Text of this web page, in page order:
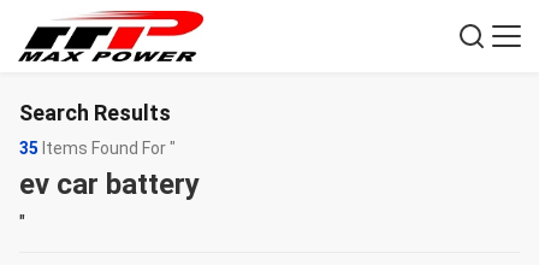
Search Results
35 Items Found For "
ev car battery
"